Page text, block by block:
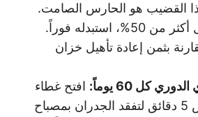
القضيب هو الحارس الصامت.
إذا كان قد تآكل أكثر من 50%، استبدله فوراً.
بثمن إعادة تأهيل خزان
كل 60 يوماً
: افتح غطاء
الخزان وخصص 5 دقائق لتفقد الجدران بمصباح